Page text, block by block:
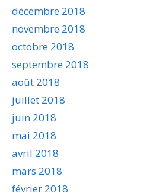
décembre 2018
novembre 2018
octobre 2018
septembre 2018
août 2018
juillet 2018
juin 2018
mai 2018
avril 2018
mars 2018
février 2018